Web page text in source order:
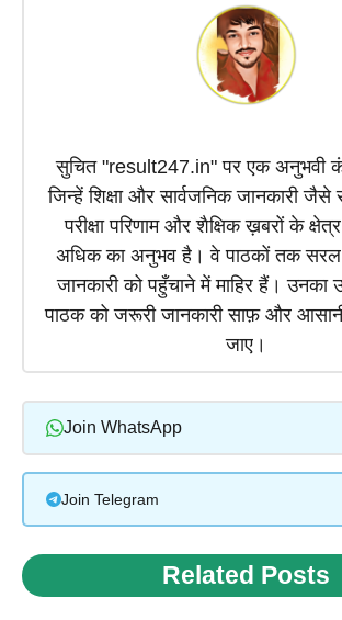
सुचित "result247.in" पर एक अनुभवी
जिन्हें शिक्षा और सार्वजनिक जानकारी जैसे
परीक्षा परिणाम और शैक्षिक ख़बरों के
अधिक का अनुभव है। वे पाठकों तक
जानकारी को पहुँचाने में माहिर हैं। उनका
पाठक को जरूरी जानकारी साफ़ और
जाए।
Join WhatsApp
Join Telegram
Related Posts